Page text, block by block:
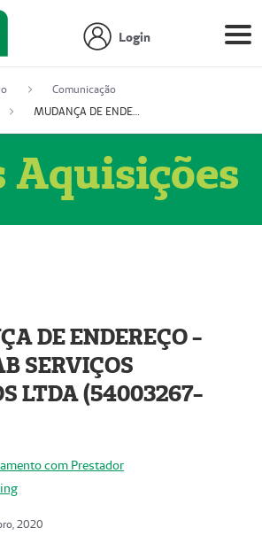
Login
Comunicação
MUDANÇA DE ENDEREÇO - DIAGITAB SERVIÇOS MÉDICOS LTDA (54003267-5)
Aquisições
DE ENDEREÇO -
SERVIÇOS
LTDA (54003267-
com Prestador
2020